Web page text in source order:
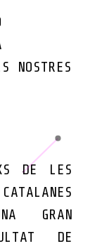
NOSTRES
DE LES
GRAN
DE